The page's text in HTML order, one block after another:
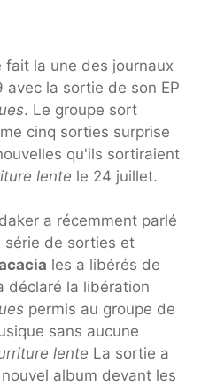
fait la une des journaux
la sortie de son EP
. Le groupe sort
cinq sorties surprise
qu'ils sortiraient
lente le 24 juillet.
a récemment parlé
série de sorties et
les a libérés de
déclaré la libération
permis au groupe de
sans aucune
lente La sortie a
album devant les